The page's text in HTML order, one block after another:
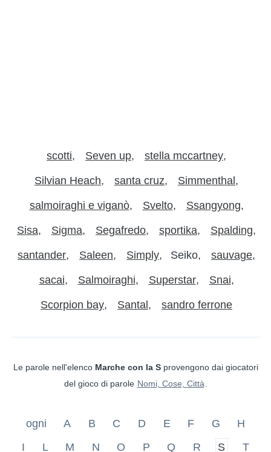
scotti Seven up stella mccartney
Silvian Heach santa cruz Simmenthal
salmoiraghi e viganò Svelto Ssangyong
Sisa Sigma Segafredo sportika Spalding
santander Saleen Simply Seiko sauvage
sacai Salmoiraghi Superstar Snai
Scorpion bay Santal sandro ferrone
Le parole nell'elenco Marche con la Sprovengono dai giocatori
del gioco di parole Nomi, Cose, Città
ogni A B C D E F G
H
I
L M N O P Q R S T